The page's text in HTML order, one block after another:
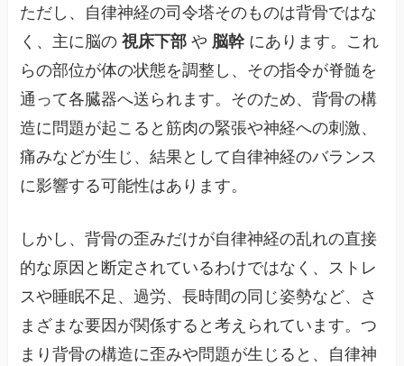
ただし、自律神経の司令塔そのものは背骨ではな
く、主に脳の視床下部 や 脳幹にあります。これ
らの部位が体の状態を調整し、その指令が脊髄を
通って各臓器へ送られます。そのため、背骨の構
造に問題が起こると筋肉の緊張や神経への刺激、
痛みなどが生じ、結果として自律神経のバランス
に影響する可能性はあります。
しかし、背骨の歪みだけが自律神経の乱れの直接
的な原因と断定されているわけではなく、ストレ
スや睡眠不足、過労、長時間の同じ姿勢など、さ
まざまな要因が関係すると考えられています。つ
まり背骨の構造に歪みや問題が生じると、自律神